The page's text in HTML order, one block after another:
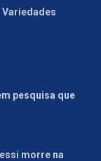
Variedades
pesquisa que
morre na